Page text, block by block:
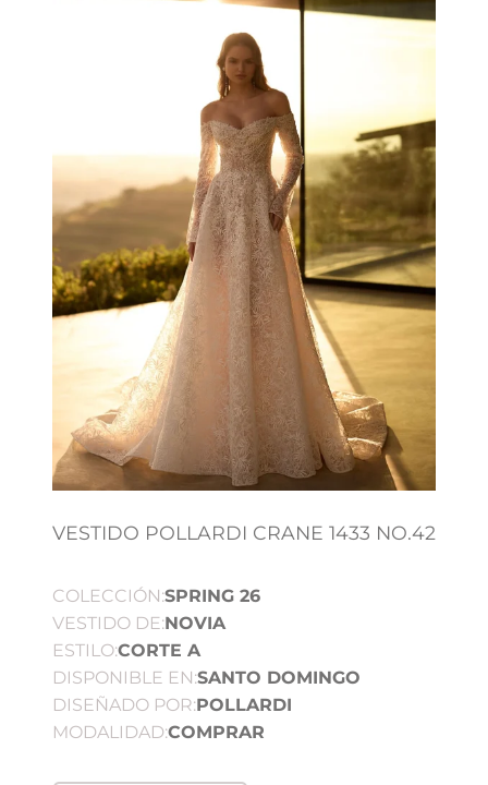
VESTIDO POLLARDI CRANE 1433 NO.42
COLECCIÓN:SPRING 26
VESTIDO DE:NOVIA
ESTILO:CORTE A
DISPONIBLE EN:SANTO DOMINGO
DISEÑADO POR:POLLARDI
MODALIDAD:COMPRAR